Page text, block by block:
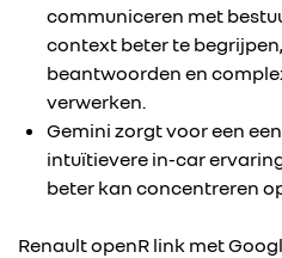
communiceren met
context beter te
beantwoorden en
verwerken.
Gemini zorgt voor een
intuïtievere in-car
beter kan concentreren
Renault openR link met